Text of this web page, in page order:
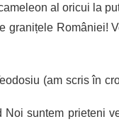
al oricui la
României!
(am scris în
suntem prieteni